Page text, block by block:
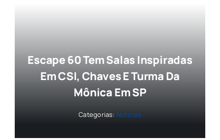
Escape 60 Tem Salas Inspiradas
Em CSI, Chaves E Turma Da
Mônica Em SP
Categorias: Notícias